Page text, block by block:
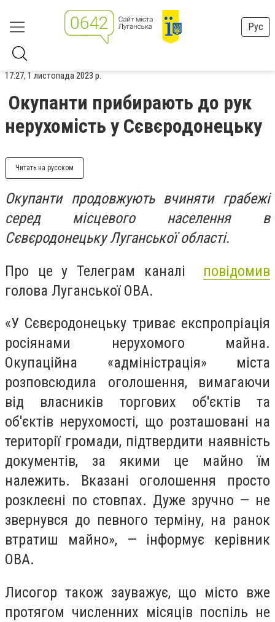
Рус
17:27, 1 листопада 2023 р.
Окупанти прибирають до рук
нерухомість у Сєвєродонецьку
Читать на русском
Окупанти продовжують вчиняти грабежі
серед місцевого населення в
Сєвєродонецьку Луганської області.
Про це у Телеграм каналі повідомив
голова Луганської ОВА.
«У Сєвєродонецьку триває експропріація
росіянами нерухомого майна.
Окупаційна «адміністрація» міста
розповсюдила оголошення, вимагаючи
від власників торгових об'єктів та
об'єктів нерухомості, що розташовані на
території громади, підтвердити наявність
документів, за якими це майно їм
належить. Вказані оголошення просто
розклеєні по стовпах. Дуже зручно — не
звернувся до певного терміну, на ранок
втратиш майно», — інформує керівник
ОВА.
Лисогор також зауважує, що місто вже
протягом численних місяців поспіль не